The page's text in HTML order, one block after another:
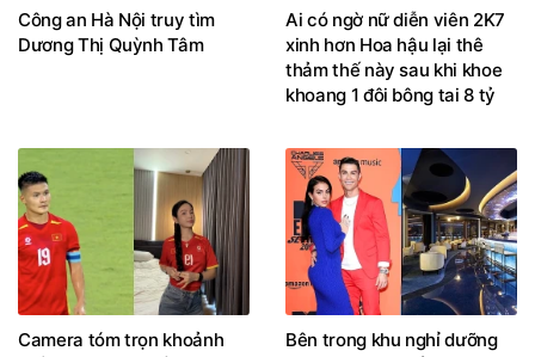
Công an Hà Nội truy tìm
Dương Thị Quỳnh Tâm
Ai có ngờ nữ diễn viên 2K7
xinh hơn Hoa hậu lại thê
thảm thế này sau khi khoe
khoang 1 đôi bông tai 8 tỷ
Camera tóm trọn khoảnh
Bên trong khu nghỉ dưỡng